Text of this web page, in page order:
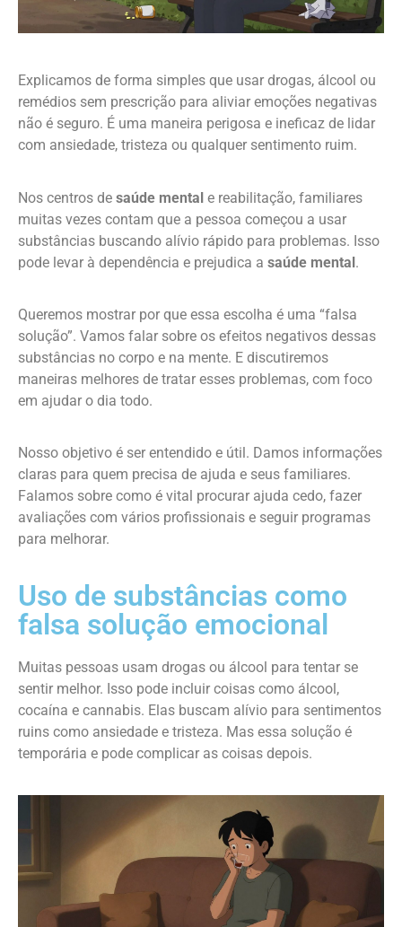
Explicamos de forma simples que usar drogas, álcool ou
remédios sem prescrição para aliviar emoções negativas
não é seguro. É uma maneira perigosa e ineficaz de lidar
com ansiedade, tristeza ou qualquer sentimento ruim.
Nos centros de saúde mental e reabilitação, familiares
muitas vezes contam que a pessoa começou a usar
substâncias buscando alívio rápido para problemas. Isso
pode levar à dependência e prejudica a saúde mental.
Queremos mostrar por que essa escolha é uma “falsa
solução”. Vamos falar sobre os efeitos negativos dessas
substâncias no corpo e na mente. E discutiremos
maneiras melhores de tratar esses problemas, com foco
em ajudar o dia todo.
Nosso objetivo é ser entendido e útil. Damos informações
claras para quem precisa de ajuda e seus familiares.
Falamos sobre como é vital procurar ajuda cedo, fazer
avaliações com vários profissionais e seguir programas
para melhorar.
Uso de substâncias como
falsa solução emocional
Muitas pessoas usam drogas ou álcool para tentar se
sentir melhor. Isso pode incluir coisas como álcool,
cocaína e cannabis. Elas buscam alívio para sentimentos
ruins como ansiedade e tristeza. Mas essa solução é
temporária e pode complicar as coisas depois.